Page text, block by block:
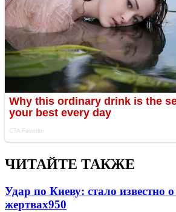
ЧИТАЙТЕ ТАКЖЕ
Удар по Киеву: стало известно
жертвах950